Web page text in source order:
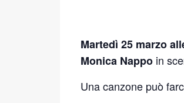
Martedì 25 marzo
Monica Nappo in
Una canzone può